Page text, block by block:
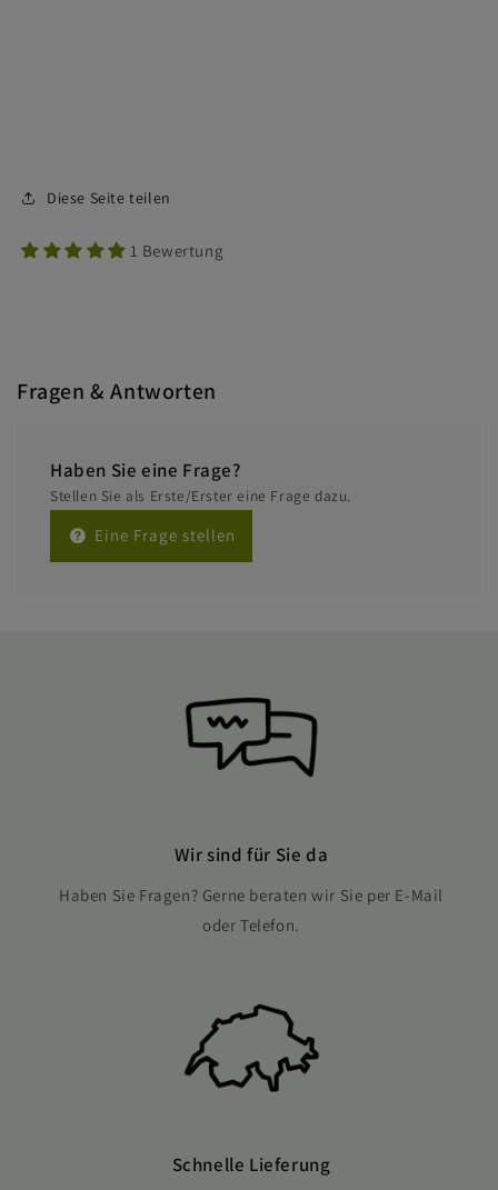
Diese Seite teilen
1 Bewertung
Fragen & Antworten
Haben Sie eine Frage?
Stellen Sie als Erste/Erster eine Frage dazu.
Eine Frage stellen
Wir sind für Sie da
Haben Sie Fragen? Gerne beraten wir Sie per E-Mail
oder Telefon.
Schnelle Lieferung